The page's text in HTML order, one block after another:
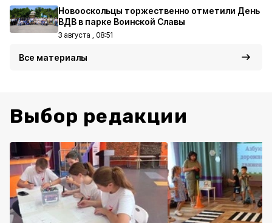
Новооскольцы торжественно отметили День
ВДВ в парке Воинской Славы
3 августа , 08:51
Все материалы
Выбор редакции